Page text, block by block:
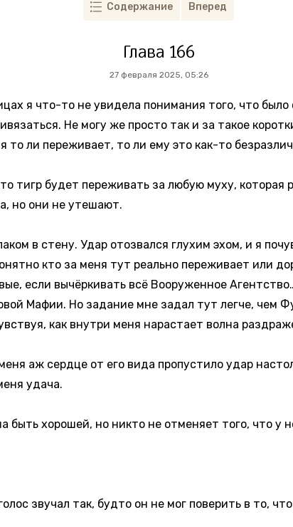
Содержание Вперед
Глава 166
27 февраля 2025, 05:26
я что-то не увидела понимания того, что
Не могу же просто так и за такое
ли переживает, то ли ему это как-то
тигр будет переживать за любую муху,
но они не утешают.
в стену. Удар отозвался глухим эхом, и я
кто за меня тут реально переживает или
если вычёркивать всё Вооруженное
Мафии. Но задание мне задал тут легче, чем
как внутри меня нарастает волна
аж сердце от его вида пропустило удар
удача.
быть хорошей, но никто не отменяет того, что у
звучал так, будто он не мог поверить в то,